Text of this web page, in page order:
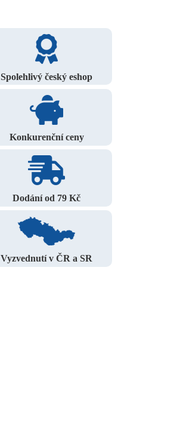
Spolehlivý český eshop
Konkurenční ceny
Dodání od 79 Kč
Vyzvednutí v ČR a SR